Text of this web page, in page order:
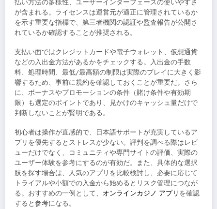
払い方法の多様性、ユーザーインターフェースの使いやすさ
が含まれる。ライセンスは運営元が適正に管理されているか
を示す重要な指標で、第三者機関の認証や監査報告が公開さ
れているか確認することが推奨される。
支払い面ではクレジットカードや電子ウォレット、仮想通貨
などの入出金方法があるかをチェックする。入出金の手数
料、処理時間、最低/最高額の制限は実際のプレイに大きく影
響するため、事前に規約を確認しておくことが重要だ。さら
に、ボーナスやプロモーションの条件（賭け条件や有効期
限）も選定のポイントであり、見かけのキャッシュ量だけで
判断しないことが賢明である。
初心者は操作が直感的で、日本語サポートが充実しているア
プリを優先するとストレスが少ない。評判を調べる際はレビ
ューだけでなく、コミュニティや専門サイトの評価、実際の
ユーザー体験を参考にするのが有効だ。また、具体的な選択
肢を探す場合は、人気のアプリを比較検討し、必要に応じて
トライアルや小額での入金から始めるとリスク管理につなが
る。おすすめの一例として、 オンラインカジノ アプリ を確認
すると参考になる。